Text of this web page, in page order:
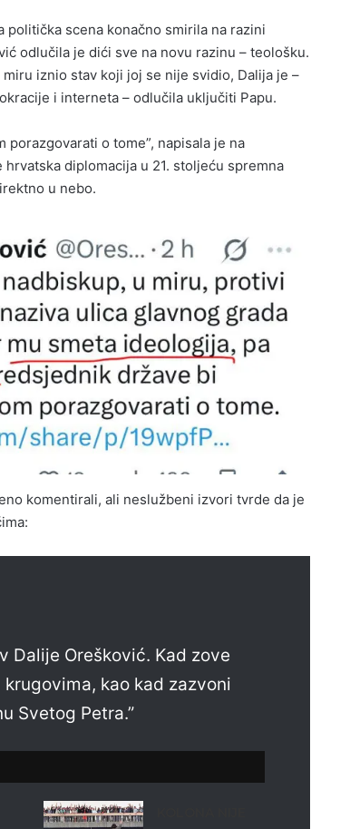
scena konačno smirila na razini
odlučila je dići sve na novu razinu – teološku.
iznio stav koji joj se nije svidio, Dalija je –
i interneta – odlučila uključiti Papu.
o tome”, napisala je na
diplomacija u 21. stoljeću spremna
u nebo.
komentirali, ali neslužbeni izvori tvrde da je
Dalije Orešković. Kad zove
kao kad zazvoni
Svetog Petra.”